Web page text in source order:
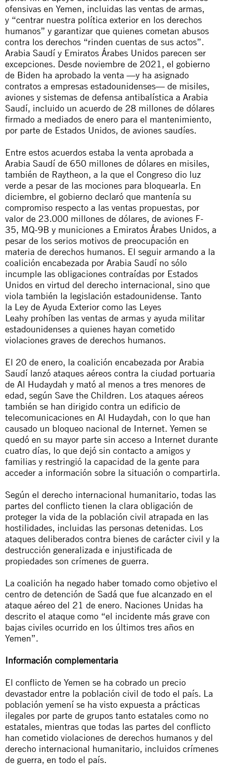
ofensivas en Yemen, incluidas las ventas de armas,
y “centrar nuestra política exterior en los derechos
humanos” y garantizar que quienes cometan abusos
contra los derechos “rinden cuentas de sus actos”.
Arabia Saudí y Emiratos Árabes Unidos parecen ser
excepciones. Desde noviembre de 2021, el gobierno
de Biden ha aprobado la venta —y ha asignado
contratos a empresas estadounidenses— de misiles,
aviones y sistemas de defensa antibalística a Arabia
Saudí, incluido un acuerdo de 28 millones de dólares
firmado a mediados de enero para el mantenimiento,
por parte de Estados Unidos, de aviones saudíes.
Entre estos acuerdos estaba la venta aprobada a
Arabia Saudí de 650 millones de dólares en misiles,
también de Raytheon, a la que el Congreso dio luz
verde a pesar de las mociones para bloquearla. En
diciembre, el gobierno declaró que mantenía su
compromiso respecto a las ventas propuestas, por
valor de 23.000 millones de dólares, de aviones F-
35, MQ-9B y municiones a Emiratos Árabes Unidos, a
pesar de los serios motivos de preocupación en
materia de derechos humanos. El seguir armando a la
coalición encabezada por Arabia Saudí no sólo
incumple las obligaciones contraídas por Estados
Unidos en virtud del derecho internacional, sino que
viola también la legislación estadounidense. Tanto
la Ley de Ayuda Exterior como las Leyes
Leahy prohíben las ventas de armas y ayuda militar
estadounidenses a quienes hayan cometido
violaciones graves de derechos humanos.
El 20 de enero, la coalición encabezada por Arabia
Saudí lanzó ataques aéreos contra la ciudad portuaria
de Al Hudaydah y mató al menos a tres menores de
edad, según Save the Children. Los ataques aéreos
también se han dirigido contra un edificio de
telecomunicaciones en Al Hudaydah, con lo que han
causado un bloqueo nacional de Internet. Yemen se
quedó en su mayor parte sin acceso a Internet durante
cuatro días, lo que dejó sin contacto a amigos y
familias y restringió la capacidad de la gente para
acceder a información sobre la situación o compartirla.
Según el derecho internacional humanitario, todas las
partes del conflicto tienen la clara obligación de
proteger la vida de la población civil atrapada en las
hostilidades, incluidas las personas detenidas. Los
ataques deliberados contra bienes de carácter civil y la
destrucción generalizada e injustificada de
propiedades son crímenes de guerra.
La coalición ha negado haber tomado como objetivo el
centro de detención de Sadá que fue alcanzado en el
ataque aéreo del 21 de enero. Naciones Unidas ha
descrito el ataque como “el incidente más grave con
bajas civiles ocurrido en los últimos tres años en
Yemen”.
Información complementaria
El conflicto de Yemen se ha cobrado un precio
devastador entre la población civil de todo el país. La
población yemení se ha visto expuesta a prácticas
ilegales por parte de grupos tanto estatales como no
estatales, mientras que todas las partes del conflicto
han cometido violaciones de derechos humanos y del
derecho internacional humanitario, incluidos crímenes
de guerra, en todo el país.